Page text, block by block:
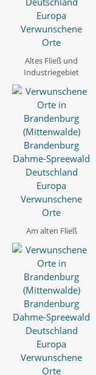
Altes Fließ und
Industriegebiet
Am alten Fließ